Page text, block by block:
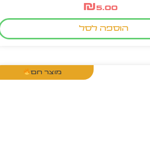
₪5.00
הוספה לסל
מוצר חם